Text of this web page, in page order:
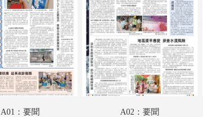
A01：要聞 A02：要聞